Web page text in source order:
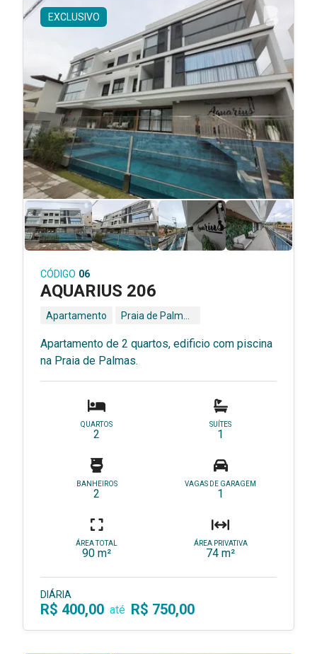
EXCLUSIVO
CÓDIGO 06
AQUARIUS 206
Apartamento
Apartamento de 2 quartos, edificio com piscina
na Praia de Palmas.
QUARTOS
2
SUÍTES
1
BANHEIROS
2
VAGAS DE GARAGEM
1
ÁREA TOTAL
90 m²
ÁREA PRIVATIVA
74 m²
DIÁRIA
R$ 400,00 até R$ 750,00